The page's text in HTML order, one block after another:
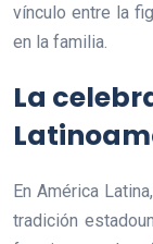
vínculo entre la
en la familia.
La
En América
tradición